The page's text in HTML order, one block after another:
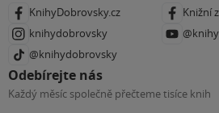
KnihyDobrovsky.cz
Knižní
knihydobrovsky
@knihydobrovsky
Odebírejte nás
Každý měsíc společně přečteme tisíce knih